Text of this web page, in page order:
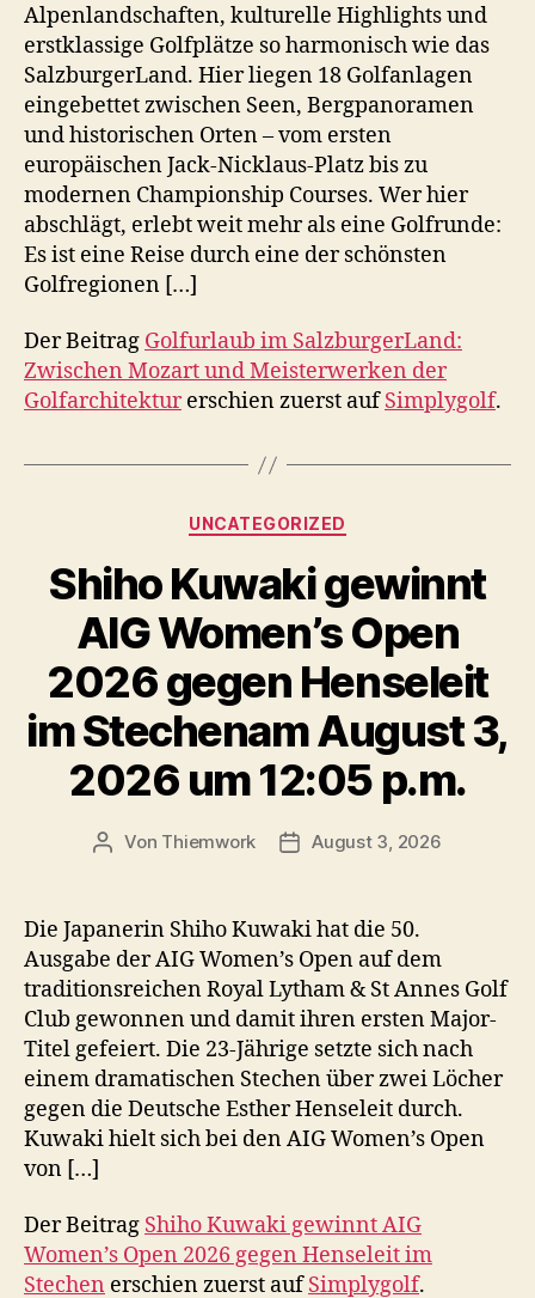
Alpenlandschaften, kulturelle Highlights und
erstklassige Golfplätze so harmonisch wie das
SalzburgerLand. Hier liegen 18 Golfanlagen
eingebettet zwischen Seen, Bergpanoramen
und historischen Orten – vom ersten
europäischen Jack-Nicklaus-Platz bis zu
modernen Championship Courses. Wer hier
abschlägt, erlebt weit mehr als eine Golfrunde:
Es ist eine Reise durch eine der schönsten
Golfregionen […]
Der Beitrag Golfurlaub im SalzburgerLand:
Zwischen Mozart und Meisterwerken der
Golfarchitekturerschien zuerst aufSimplygolf.
Kategorien
UNCATEGORIZED
Shiho Kuwaki gewinnt
AIG Women’s Open
2026 gegen Henseleit
im Stechenam August 3,
2026 um 12:05 p.m.
Beitragsautor
Von Thiemwork Veröffentlichungsdatum
August 3, 2026
Die Japanerin Shiho Kuwaki hat die 50.
Ausgabe der AIG Women’s Open auf dem
traditionsreichen Royal Lytham & St Annes Golf
Club gewonnen und damit ihren ersten Major-
Titel gefeiert. Die 23-Jährige setzte sich nach
einem dramatischen Stechen über zwei Löcher
gegen die Deutsche Esther Henseleit durch.
Kuwaki hielt sich bei den AIG Women’s Open
von […]
Der Beitrag Shiho Kuwaki gewinnt AIG
Women’s Open 2026 gegen Henseleit im
Stechen erschien zuerst aufSimplygolf.